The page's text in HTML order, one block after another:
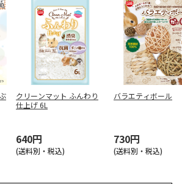
クリーンマット ふんわり
仕上げ 6L
640円
(送料別・税込)
バラエティボール
730円
(送料別・税込)